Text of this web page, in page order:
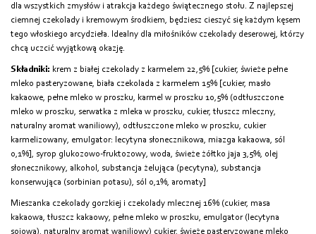
dla wszystkich zmysłów i atrakcja każdego świątecznego stołu. Z najlepszej
ciemnej czekolady i kremowym środkiem, będziesz cieszyć się każdym kęsem
tego włoskiego arcydzieła. Idealny dla miłośników czekolady deserowej, którzy
chcą uczcić wyjątkową okazję.
Składniki: krem z białej czekolady z karmelem 22,5% [cukier, świeże pełne
mleko pasteryzowane, biała czekolada z karmelem 15% [cukier, masło
kakaowe, pełne mleko w proszku, karmel w proszku 10,5% (odtłuszczone
mleko w proszku, serwatka z mleka w proszku, cukier, tłuszcz mleczny,
naturalny aromat waniliowy), odtłuszczone mleko w proszku, cukier
karmelizowany, emulgator: lecytyna słonecznikowa, miazga kakaowa, sól
0,1%], syrop glukozowo-fruktozowy, woda, świeże żółtko jaja 3,5%, olej
słonecznikowy, alkohol, substancja żelująca (pecytyna), substancja
konserwująca (sorbinian potasu), sól 0,1%, aromaty]
Mieszanka czekolady gorzkiej i czekolady mlecznej 16% (cukier, masa
kakaowa, tłuszcz kakaowy, pełne mleko w proszku, emulgator (lecytyna
sojowa), naturalny aromat waniliowy) cukier, świeże pasteryzowane mleko